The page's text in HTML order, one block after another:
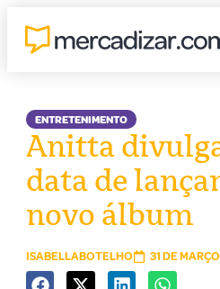
ENTRETENIMENTO
Anitta
data de
novo álbum
ISABELLABOTELHO 31 DE